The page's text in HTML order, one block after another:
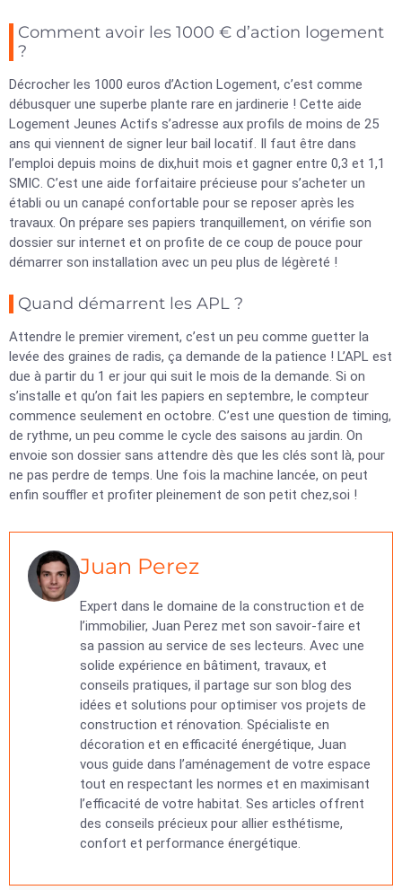
Comment avoir les 1000 € d’action logement
?
Décrocher les 1000 euros d’Action Logement, c’est comme
débusquer une superbe plante rare en jardinerie ! Cette aide
Logement Jeunes Actifs s’adresse aux profils de moins de 25
ans qui viennent de signer leur bail locatif. Il faut être dans
l’emploi depuis moins de dix,huit mois et gagner entre 0,3 et 1,1
SMIC. C’est une aide forfaitaire précieuse pour s’acheter un
établi ou un canapé confortable pour se reposer après les
travaux. On prépare ses papiers tranquillement, on vérifie son
dossier sur internet et on profite de ce coup de pouce pour
démarrer son installation avec un peu plus de légèreté !
Quand démarrent les APL ?
Attendre le premier virement, c’est un peu comme guetter la
levée des graines de radis, ça demande de la patience ! L’APL est
due à partir du 1 er jour qui suit le mois de la demande. Si on
s’installe et qu’on fait les papiers en septembre, le compteur
commence seulement en octobre. C’est une question de timing,
de rythme, un peu comme le cycle des saisons au jardin. On
envoie son dossier sans attendre dès que les clés sont là, pour
ne pas perdre de temps. Une fois la machine lancée, on peut
enfin souffler et profiter pleinement de son petit chez,soi !
Juan Perez
Expert dans le domaine de la construction et de
l’immobilier, Juan Perez met son savoir-faire et
sa passion au service de ses lecteurs. Avec une
solide expérience en bâtiment, travaux, et
conseils pratiques, il partage sur son blog des
idées et solutions pour optimiser vos projets de
construction et rénovation. Spécialiste en
décoration et en efficacité énergétique, Juan
vous guide dans l’aménagement de votre espace
tout en respectant les normes et en maximisant
l’efficacité de votre habitat. Ses articles offrent
des conseils précieux pour allier esthétisme,
confort et performance énergétique.